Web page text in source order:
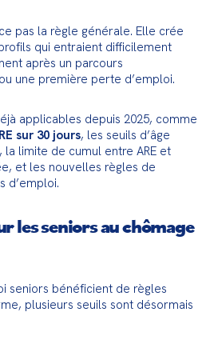
pas la règle générale. Elle crée
qui entraient difficilement
après un parcours
une première perte d’emploi.
applicables depuis 2025, comme
sur 30 jours, les seuils d’âge
limite de cumul entre ARE et
et les nouvelles règles de
d’emploi.
les seniors au chômage
seniors bénéficient de règles
plusieurs seuils sont désormais